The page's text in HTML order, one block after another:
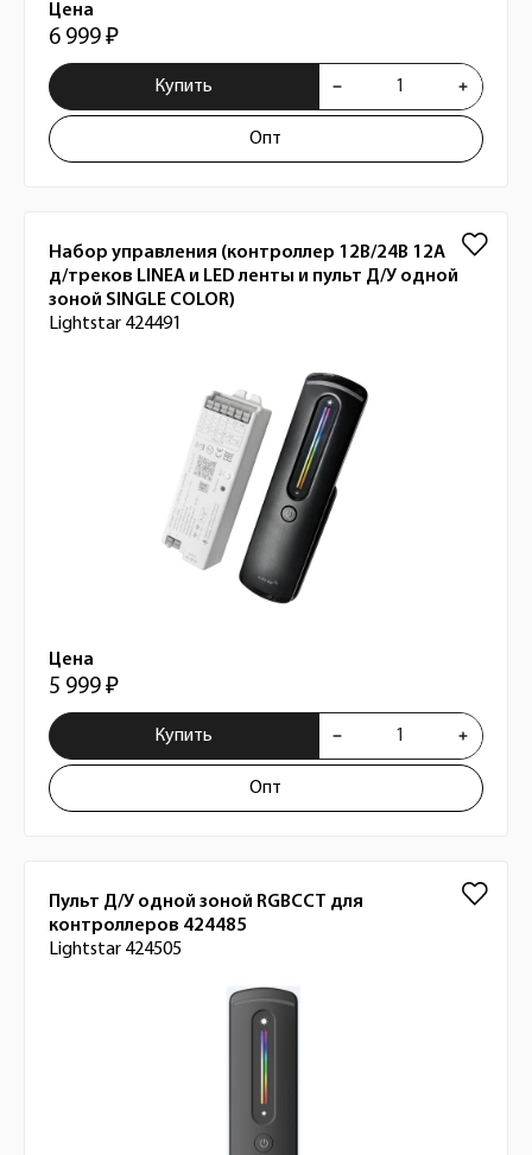
Цена
6 999 ₽
Купить
Опт
Набор управления (контроллер 12В/24В 12A
д/треков LINEA и LED ленты и пульт Д/У одной
зоной SINGLE COLOR)
Lightstar 424491
Цена
5 999 ₽
Купить
Опт
Пульт Д/У одной зоной RGBCCT для
контроллеров 424485
Lightstar 424505